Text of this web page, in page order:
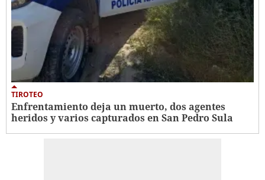
TIROTEO
Enfrentamiento deja un muerto, dos agentes
heridos y varios capturados en San Pedro Sula